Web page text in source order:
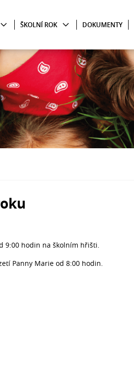
ŠKOLNÍ ROK DOKUMENTY
9:00 hodin na školním hřišti.
Panny Marie od 8:00 hodin.